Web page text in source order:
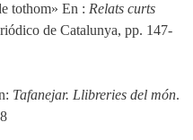
tothom» En : Relats curts
de Catalunya, pp. 147-
Tafanejar. Llibreries del món.